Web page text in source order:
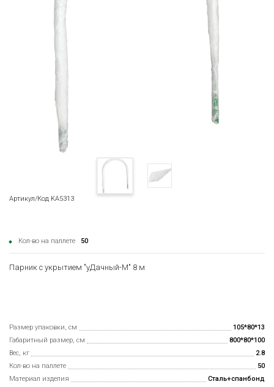
Артикул/Код KA5313
Кол-во на паллете 50
Парник с укрытием "уДачный-М" 8 м
Размер упаковки, см
105*80*13
Габаритный размер, см
800*80*100
Вес, кг
2.8
Кол-во на паллете
50
Материал изделия
Сталь+спанбонд